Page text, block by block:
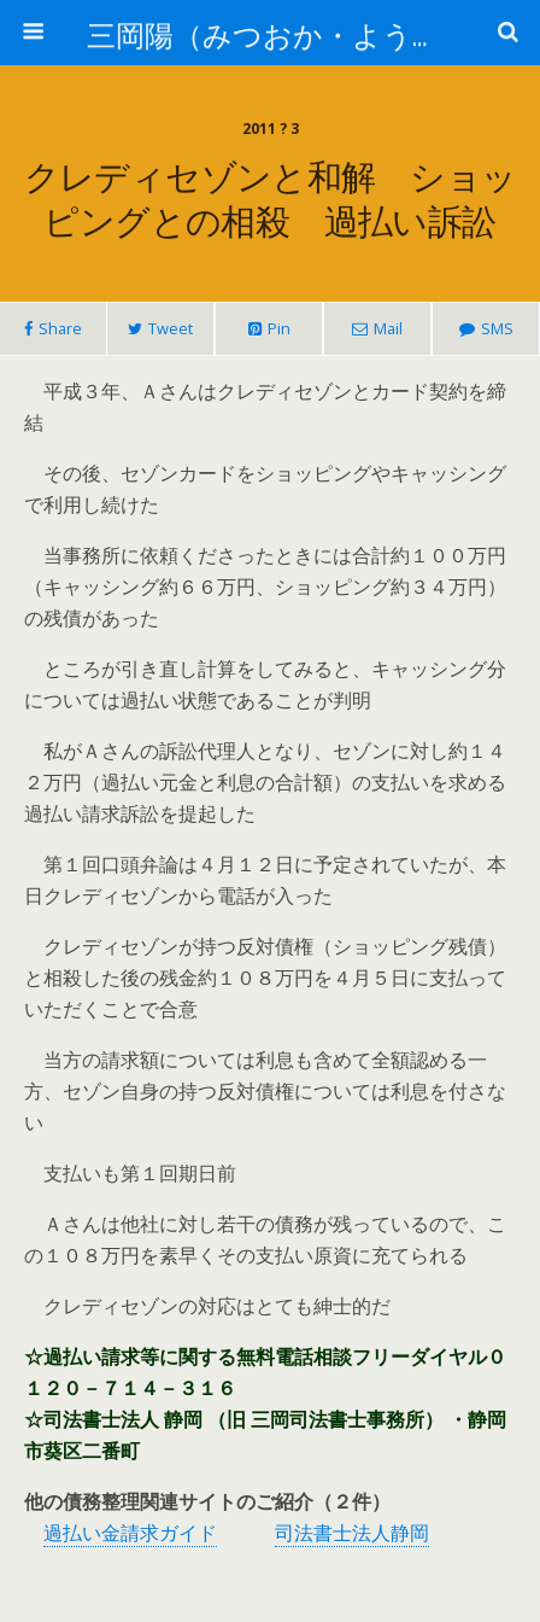
三岡陽（みつおか・よう）司法書士の骨【司法書士法人静岡】
2011 ? 3
クレディセゾンと和解 ショッ
ピングとの相殺 過払い訴訟
Share Tweet Pin Mail SMS
平成３年、Ａさんはクレディセゾンとカード契約を締
結
その後、セゾンカードをショッピングやキャッシング
で利用し続けた
当事務所に依頼くださったときには合計約１００万円
（キャッシング約６６万円、ショッピング約３４万円）
の残債があった
ところが引き直し計算をしてみると、キャッシング分
については過払い状態であることが判明
私がＡさんの訴訟代理人となり、セゾンに対し約１４
２万円（過払い元金と利息の合計額）の支払いを求める
過払い請求訴訟を提起した
第１回口頭弁論は４月１２日に予定されていたが、本
日クレディセゾンから電話が入った
クレディセゾンが持つ反対債権（ショッピング残債）
と相殺した後の残金約１０８万円を４月５日に支払って
いただくことで合意
当方の請求額については利息も含めて全額認める一
方、セゾン自身の持つ反対債権については利息を付さな
い
支払いも第１回期日前
Ａさんは他社に対し若干の債務が残っているので、こ
の１０８万円を素早くその支払い原資に充てられる
クレディセゾンの対応はとても紳士的だ
☆過払い請求等に関する無料電話相談フリーダイヤル０
１２０－７１４－３１６
☆司法書士法人 静岡 （旧 三岡司法書士事務所） ・静岡
市葵区二番町
他の債務整理関連サイトのご紹介（２件）
過払い金請求ガイド
司法書士法人静岡